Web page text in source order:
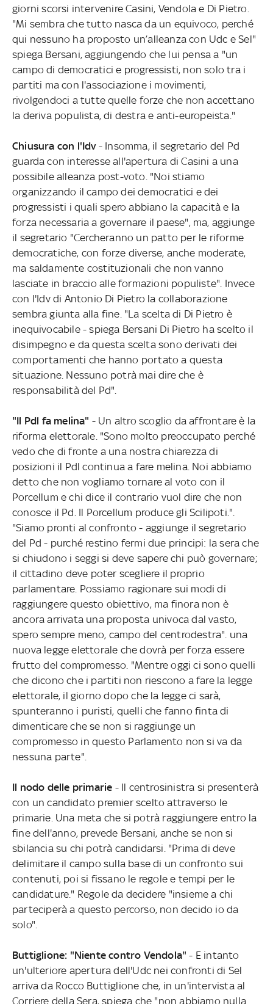
giorni scorsi intervenire Casini, Vendola e Di Pietro.
"Mi sembra che tutto nasca da un equivoco, perché
qui nessuno ha proposto un’alleanza con Udc e Sel"
spiega Bersani, aggiungendo che lui pensa a "un
campo di democratici e progressisti, non solo tra i
partiti ma con l'associazione i movimenti,
rivolgendoci a tutte quelle forze che non accettano
la deriva populista, di destra e anti-europeista."
Chiusura con l'Idv- Insomma, il segretario del Pd
guarda con interesse all'apertura di Casini a una
possibile alleanza post-voto. "Noi stiamo
organizzando il campo dei democratici e dei
progressisti i quali spero abbiano la capacità e la
forza necessaria a governare il paese", ma, aggiunge
il segretario "Cercheranno un patto per le riforme
democratiche, con forze diverse, anche moderate,
ma saldamente costituzionali che non vanno
lasciate in braccio alle formazioni populiste". Invece
con l'Idv di Antonio Di Pietro la collaborazione
sembra giunta alla fine. "La scelta di Di Pietro è
inequivocabile - spiega Bersani Di Pietro ha scelto il
disimpegno e da questa scelta sono derivati dei
comportamenti che hanno portato a questa
situazione. Nessuno potrà mai dire che è
responsabilità del Pd".
"Il Pdl fa melina" - Un altro scoglio da affrontare è la
riforma elettorale. "Sono molto preoccupato perché
vedo che di fronte a una nostra chiarezza di
posizioni il Pdl continua a fare melina. Noi abbiamo
detto che non vogliamo tornare al voto con il
Porcellum e chi dice il contrario vuol dire che non
conosce il Pd. Il Porcellum produce gli Scilipoti.".
"Siamo pronti al confronto - aggiunge il segretario
del Pd - purché restino fermi due principi: la sera che
si chiudono i seggi si deve sapere chi può governare;
il cittadino deve poter scegliere il proprio
parlamentare. Possiamo ragionare sui modi di
raggiungere questo obiettivo, ma finora non è
ancora arrivata una proposta univoca dal vasto,
spero sempre meno, campo del centrodestra". una
nuova legge elettorale che dovrà per forza essere
frutto del compromesso. "Mentre oggi ci sono quelli
che dicono che i partiti non riescono a fare la legge
elettorale, il giorno dopo che la legge ci sarà,
spunteranno i puristi, quelli che fanno finta di
dimenticare che se non si raggiunge un
compromesso in questo Parlamento non si va da
nessuna parte".
Il nodo delle primarie - Il centrosinistra si presenterà
con un candidato premier scelto attraverso le
primarie. Una meta che si potrà raggiungere entro la
fine dell'anno, prevede Bersani, anche se non si
sbilancia su chi potrà candidarsi. "Prima di deve
delimitare il campo sulla base di un confronto sui
contenuti, poi si fissano le regole e tempi per le
candidature." Regole da decidere "insieme a chi
parteciperà a questo percorso, non decido io da
solo".
Buttiglione: "Niente contro Vendola"- E intanto
un'ulteriore apertura dell'Udc nei confronti di Sel
arriva da Rocco Buttiglione che, in un'intervista al
Corriere della Sera, spiega che "non abbiamo nulla